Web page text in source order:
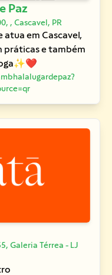
Paz
, Cascavel, PR
atua em Cascavel,
práticas e também
Galeria Térrea - LJ